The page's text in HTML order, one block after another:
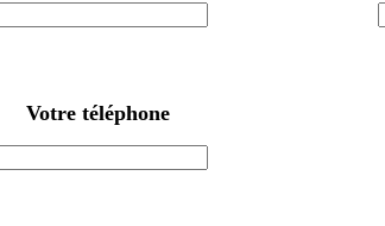
Votre téléphone